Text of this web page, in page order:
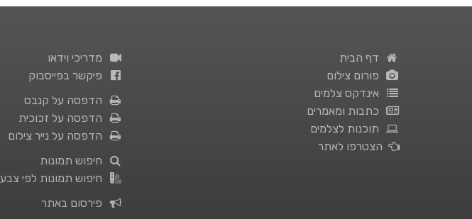
מדריכי וידאו
פיקשר בפייסבוק
הדפסה על קנבס
הדפסה על זכוכית
הדפסה על נייר צילום
חיפוש תמונות
חיפוש תמונות לפי צבע
פירסום באתר
דף הבית
פורום צילום
אינדקס צלמים
כתבות ומאמרים
תוכנות לצלמים
הצטרפו לאתר